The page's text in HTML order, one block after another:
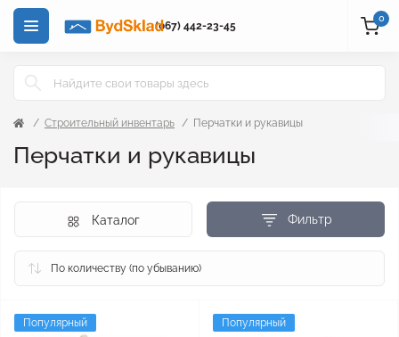
(067) 442-23-45
0
Строительный инвентарь Перчатки и рукавицы
Перчатки и рукавицы
Фильтр
Каталог
Популярный Популярный